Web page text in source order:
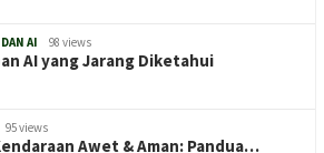
AI 98 views
AI yang Jarang Diketahui
95 views
Awet & Aman: Pandua…